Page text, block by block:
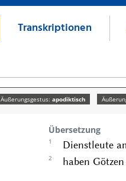
Transkriptionen
Äußerungsgestus: apodiktisch
Übersetzung
1 Dienstleute
2 haben